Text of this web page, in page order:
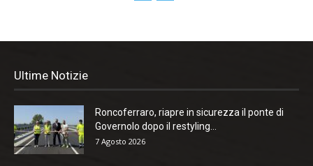
Ultime Notizie
Roncoferraro, riapre in sicurezza il ponte di
Governolo dopo il restyling...
7 Agosto 2026